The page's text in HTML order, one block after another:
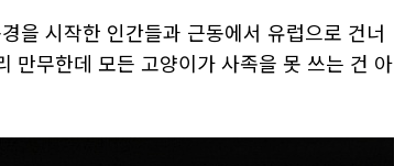
을 시작한 인간들과 근동에서 유럽으로 건너
만무한데 모든 고양이가 사족을 못 쓰는 건 아